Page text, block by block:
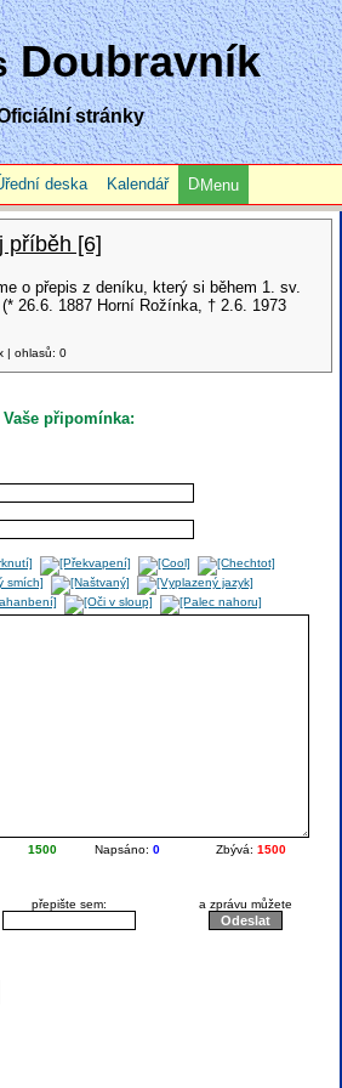
Doubravník
stránky
deska Kalendář Menu
příběh [6]
o přepis z deníku, který si během 1. sv.
26.6. 1887 Horní Rožínka, † 2.6. 1973
| ohlasů: 0
Vaše připomínka:
1500 Napsáno: 0 Zbývá: 1500
přepište sem: a zprávu můžete